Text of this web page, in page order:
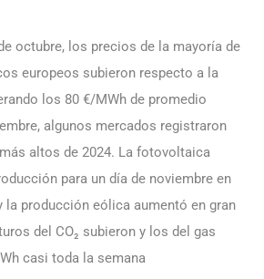
octubre, los precios de la mayoría de
europeos subieron respecto a la
los 80 €/MWh de promedio
algunos mercados registraron
altos de 2024. La fotovoltaica
para un día de noviembre en
producción eólica aumentó en gran
del CO₂ subieron y los del gas
casi toda la semana